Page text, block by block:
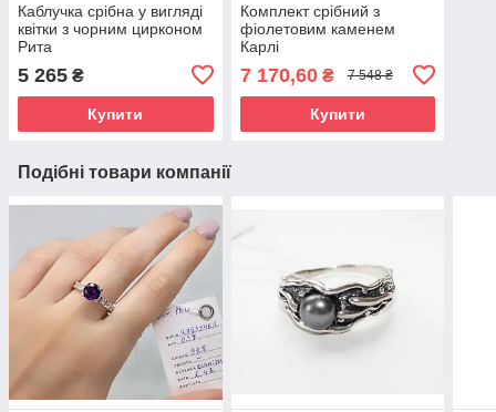
Каблучка срібна у вигляді
квітки з чорним цирконом
Рита
5 265 ₴
Купити
Комплект срібний з
фіолетовим каменем
Карлі
7 170,60₴ 7 548 ₴
Купити
Подібні товари компанії